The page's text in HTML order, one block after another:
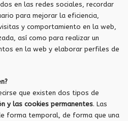
en las redes sociales, recordar
para mejorar la eficiencia,
y comportamiento en la web,
así como para realizar un
en la web y elaborar perfiles de
que existen dos tipos de
y las cookies permanentes. Las
forma temporal, de forma que una